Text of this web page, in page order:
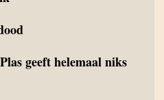
geeft helemaal niks